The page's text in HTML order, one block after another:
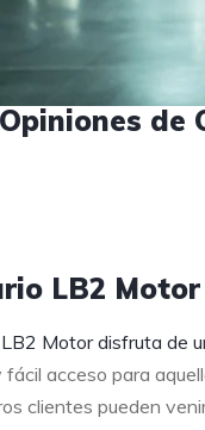
de
LB2
LB2 Motor disfruta de
acceso para
clientes pueden